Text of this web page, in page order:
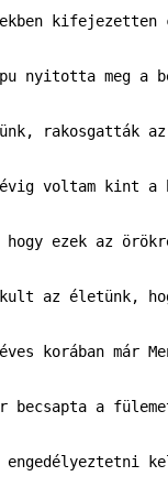
nyitotta meg a
rakosgatták
voltam kint a
hogy ezek az
az életünk,
korában már
becsapta a
engedélyeztetni